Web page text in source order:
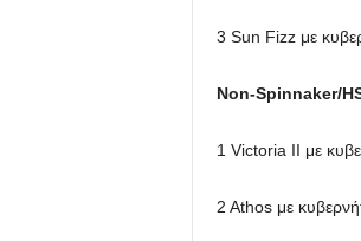
3 Sun Fizz με
Non-Spinnaker/
1 Victoria II με
2 Αthos με